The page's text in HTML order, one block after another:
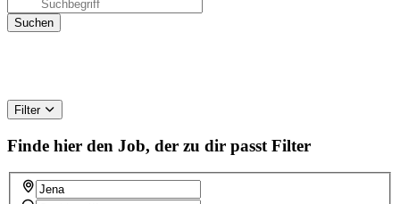
Filter
Finde hier den Job, der zu dir passt Filter